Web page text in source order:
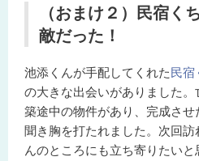
（おまけ２）民宿く
敵だった！
池添くんが手配してくれた民宿
の大きな出会いがありました
築途中の物件があり、完成さ
聞き胸を打たれました。次回
んのところにも立ち寄りたい